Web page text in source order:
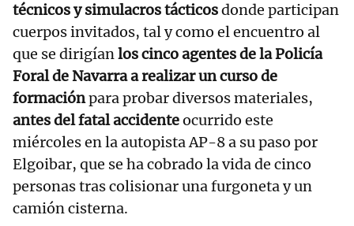
técnicos y simulacros tácticosdonde participan
cuerpos invitados, tal y como el encuentro al
que se dirigíanlos cinco agentes de la Policía
Foral de Navarra a realizar un curso de
formaciónpara probar diversos materiales,
antes del fatal accidenteocurrido este
miércoles en la autopista AP-8 a su paso por
Elgoibar, que se ha cobrado la vida de cinco
personas tras colisionar una furgoneta y un
camión cisterna.